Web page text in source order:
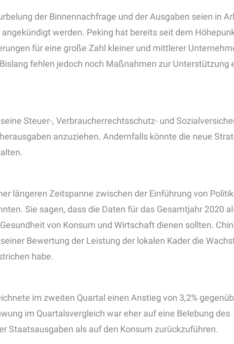
der Binnennachfrage und der Ausgaben seien in
werden. Peking hat bereits seit dem
für eine große Zahl kleiner und mittlerer
fehlen jedoch noch Maßnahmen zur Unterstützung
Steuer-, Verbraucherrechtsschutz- und
anzuziehen. Andernfalls könnte die neue
längeren Zeitspanne zwischen der Einführung von
Sie sagen, dass die Daten für das Gesamtjahr 2020
von Konsum und Wirtschaft dienen sollten.
Bewertung der Leistung der lokalen Kader die
habe.
im zweiten Quartal einen Anstieg von 3,2%
im Quartalsvergleich war eher auf eine Belebung des
Staatsausgaben als auf den Konsum zurückzuführen.